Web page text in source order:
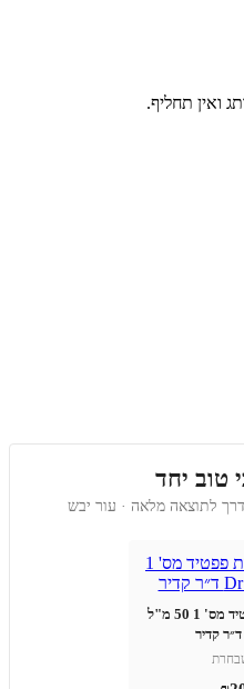
ואין תחליף.
טוב יחד
לתוצאה מלאה · עור יבש
תחליב ג'ל לחות פפטיד מס' 1 50 מ"ל